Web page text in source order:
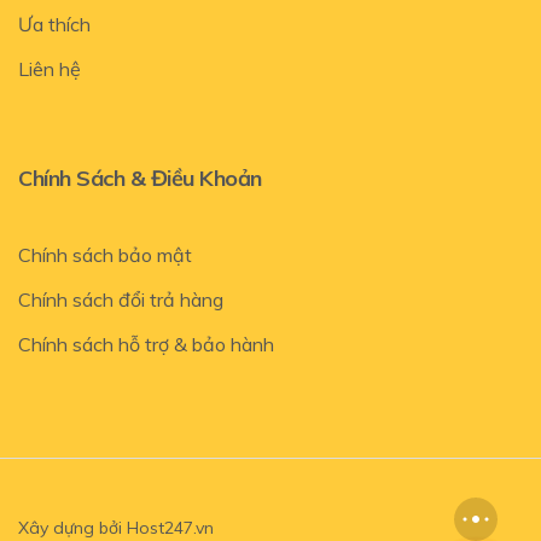
Ưa thích
Liên hệ
Chính Sách & Điều Khoản
Chính sách bảo mật
Chính sách đổi trả hàng
Chính sách hỗ trợ & bảo hành
Xây dựng bởi Host247.vn